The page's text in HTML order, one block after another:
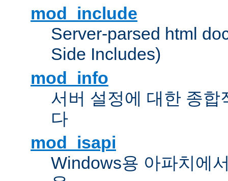
mod_include
Server-parsed html
Side Includes)
mod_info
서버 설정에 대한 종합
다
mod_isapi
Windows용 아파치에